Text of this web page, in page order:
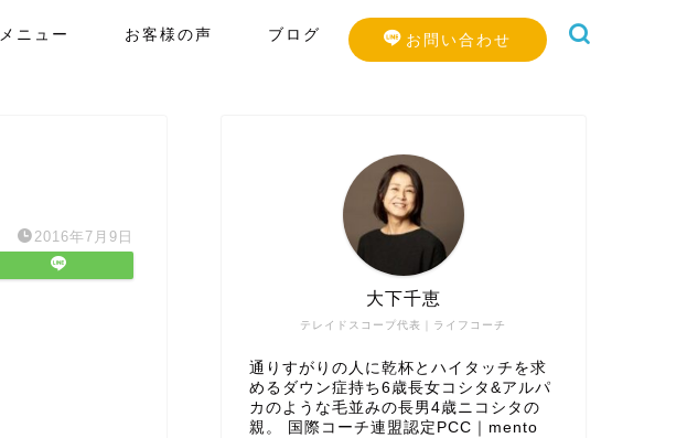
メニュー お客様の声 ブログ お問い合わせ
2016年7月9日
テレイドスコープ代表｜ライフコーチ
大下千恵
通りすがりの人に乾杯とハイタッチを求
めるダウン症持ち6歳長女コシタ&アルパ
カのような毛並みの長男4歳ニコシタの
親。 国際コーチ連盟認定PCC｜mento